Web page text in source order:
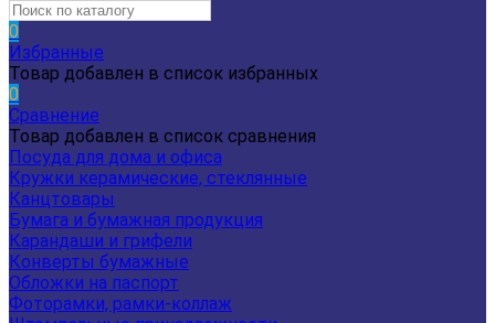
0
Избранные
Товар добавлен в список избранных
0
Сравнение
Товар добавлен в список сравнения
Посуда для дома и офиса
Кружки керамические, стеклянные
Канцтовары
Бумага и бумажная продукция
Карандаши и грифели
Конверты бумажные
Обложки на паспорт
Фоторамки, рамки-коллаж